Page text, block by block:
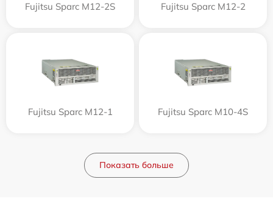
Fujitsu Sparc M12-2S Fujitsu Sparc M12-2
Fujitsu Sparc M12-1 Fujitsu Sparc M10-4S
Показать больше